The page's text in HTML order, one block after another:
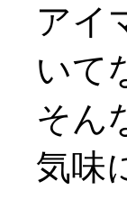
アイ
いて
そん
気味